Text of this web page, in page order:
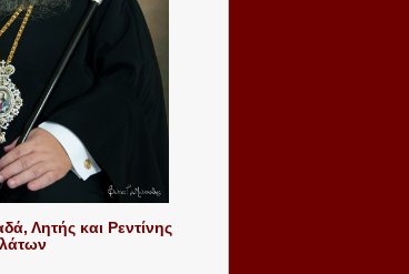
Λητής και Ρεντίνης